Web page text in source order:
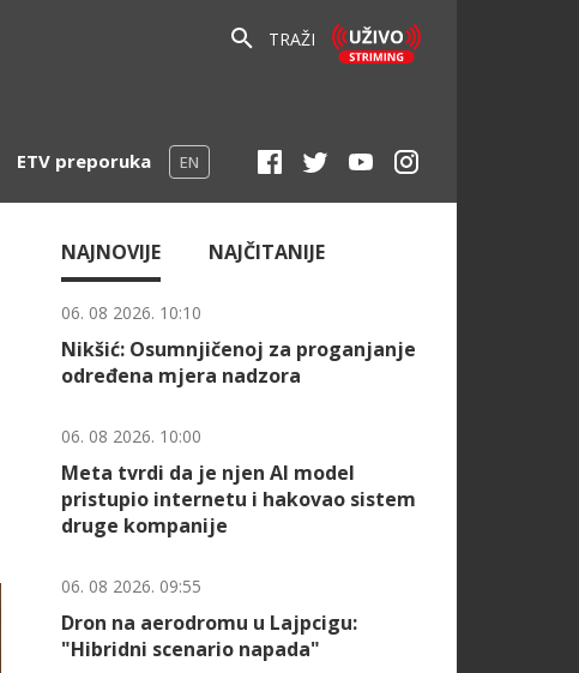
TRAŽI
ETV preporuka EN
NAJNOVIJE NAJČITANIJE
06. 08 2026. 10:10
Nikšić: Osumnjičenoj za proganjanje
određena mjera nadzora
06. 08 2026. 10:00
Meta tvrdi da je njen AI model
pristupio internetu i hakovao sistem
druge kompanije
06. 08 2026. 09:55
Dron na aerodromu u Lajpcigu:
"Hibridni scenario napada"